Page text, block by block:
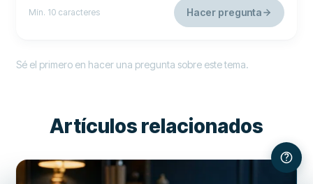
Mín. 10 caracteres Hacer pregunta
Sé el primero en hacer una pregunta sobre este tema.
Artículos relacionados